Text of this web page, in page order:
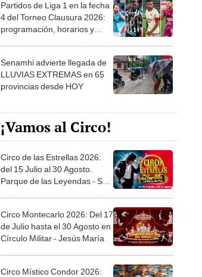
Partidos de Liga 1 en la fecha
4 del Torneo Clausura 2026:
programación, horarios y
Senamhi advierte llegada de
LLUVIAS EXTREMAS en 65
provincias desde HOY
¡Vamos al Circo!
Circo de las Estrellas 2026:
del 15 Julio al 30 Agosto.
Parque de las Leyendas - San
Circo Montecarlo 2026: Del 17
de Julio hasta el 30 Agosto en
Círculo Militar - Jesús María
Circo Místico Condor 2026: